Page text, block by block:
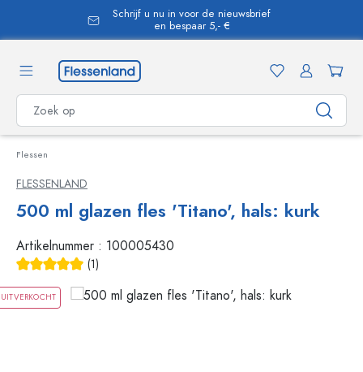
Schrijf u nu in voor de nieuwsbrief
en bespaar 5,- €
Flessen
FLESSENLAND
500 ml glazen fles 'Titano', hals: kurk
Artikelnummer : 100005430
(1)
UITVERKOCHT